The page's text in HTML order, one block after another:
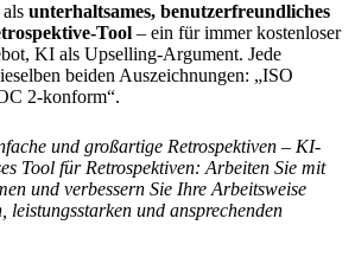
unterhaltsames, benutzerfreundliches
Tool – ein für immer kostenloser
KI als Upselling-Argument. Jede
beiden Auszeichnungen: „ISO
2-konform“.
und großartige Retrospektiven – KI-
Tool für Retrospektiven: Arbeiten Sie mit
und verbessern Sie Ihre Arbeitsweise
leistungsstarken und ansprechenden